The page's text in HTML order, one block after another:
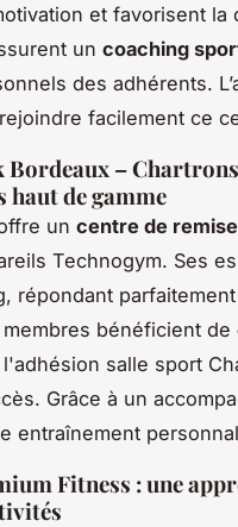
et favorisent
un coaching
des adhérents.
facilement ce
Bordeaux –
haut de gamme
un centre de
Technogym. Ses
répondant
bénéficient de
salle sport
Grâce à un
entraînement
Fitness : une